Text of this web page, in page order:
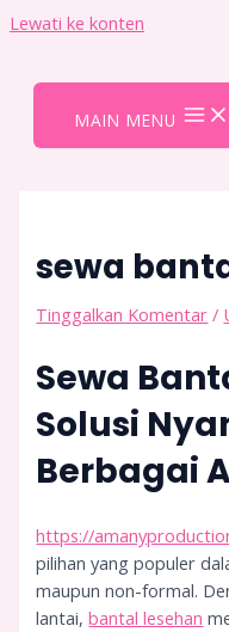
Lewati ke konten
MAIN MENU
sewa
Tinggalkan Komentar /
Sewa
Solusi
Berbagai
https://
pilihan yang populer
maupun non-formal.
lantai,bantal lesehan